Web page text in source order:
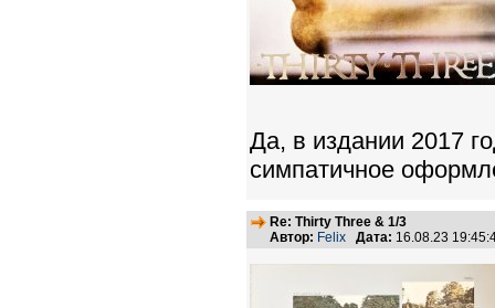
Да, в издании 2017
симпатичное
Re: Thirty Three & 1/3
Автор: Felix Дата: 16.08.23